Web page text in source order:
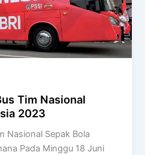
Tim Nasional
2023
Nasional Sepak Bola
Pada Minggu 18 Juni